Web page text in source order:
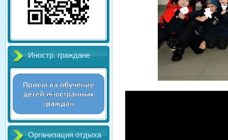
Иностр. граждане
Организация отдыха